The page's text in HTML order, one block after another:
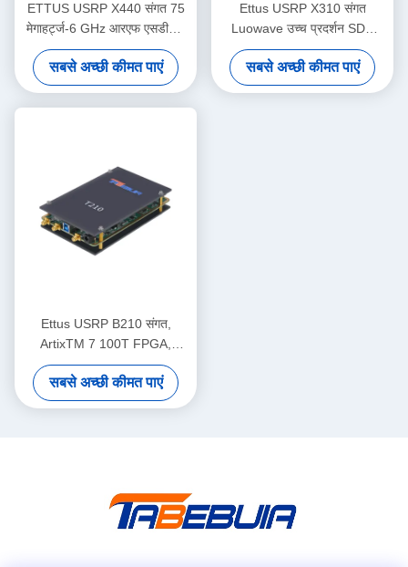
ETTUS USRP X440 संगत 75
मेगाहर्ट्ज-6 GHz आरएफ एसडीआर
200 मेगाहर्ट्ज बैंडविड्थ/च चरण-
समन्वय < 1° आरएमएस यूएसआरपी
सॉफ्टवेयर परिभाषित रेडियो डिवाइस
सबसे अच्छी कीमत पाएं
Ettus USRP X310 संगत
Luowave उच्च प्रदर्शन SDR
USRP X श्रृंखला USRP-LW
X310 2T2R आरएफ डीसी-6GHz
160 मेगाहर्ट्ज BW USRP
सबसे अच्छी कीमत पाएं
Ettus USRP B210 संगत,
ArtixTM 7 100T FPGA,
AD9361 RF 70 MHz-6 GHz,
56 MHz BW प्रत्येक, 2 चैनल
USRP सॉफ्टवेयर परिभाषित रेडियो
सबसे अच्छी कीमत पाएं